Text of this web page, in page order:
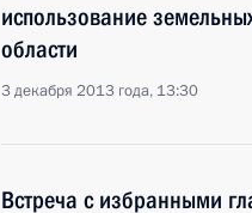
использование
области
3 декабря 2013 года, 13:30
Встреча с избранными